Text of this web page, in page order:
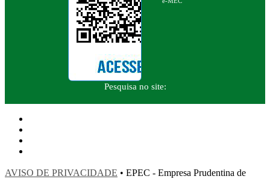
Pesquisa no site:
AVISO DE PRIVACIDADE • EPEC - Empresa Prudentina de